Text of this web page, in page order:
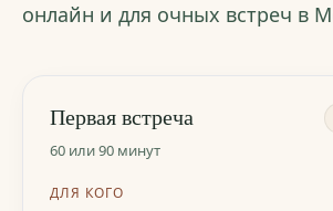
онлайн и для очных встреч в
Первая встреча
60 или 90 минут
ДЛЯ КОГО